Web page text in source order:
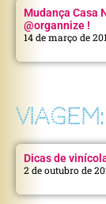
Mudança Casa
@organnize !
14 de março de
VIAGEM:
Dicas de
2 de outubro de